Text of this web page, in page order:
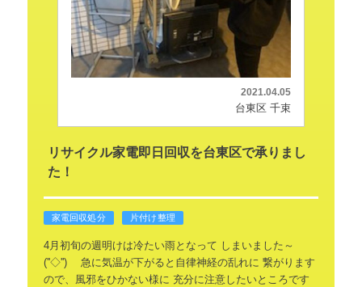
2021.04.05
台東区 千束
リサイクル家電即日回収を台東区で承りまし
た！
家電回収処分 片付け整理
4月初旬の週明けは冷たい雨となって しまいました～
(''◇'')ゞ
急に気温が下がると自律神経の乱れに 繋がります
ので、風邪をひかない様に 充分に注意したいところです